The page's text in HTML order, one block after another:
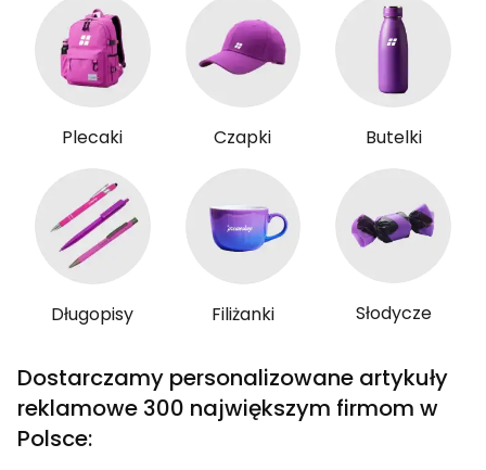
Plecaki Czapki Butelki
Długopisy Filiżanki Słodycze
Dostarczamy personalizowane artykuły
reklamowe 300 największym firmom w
Polsce: